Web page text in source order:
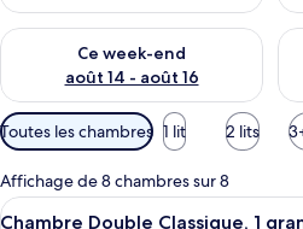
Ce week-end
août 14 - août 16
Vérifier la disponibilité pour ce
Filtres
disponibles
pour
les
Toutes les chambres 1 lit 2 lits
Affichage de 8 chambres sur 8
Afficher
10
Chambre Double Classique, 1